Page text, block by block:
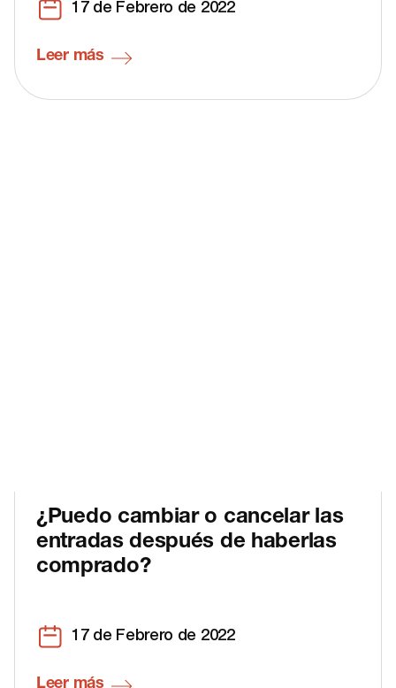
17 de Febrero de 2022
Leer más
¿Puedo cambiar o cancelar las
entradas después de haberlas
comprado?
17 de Febrero de 2022
Leer más